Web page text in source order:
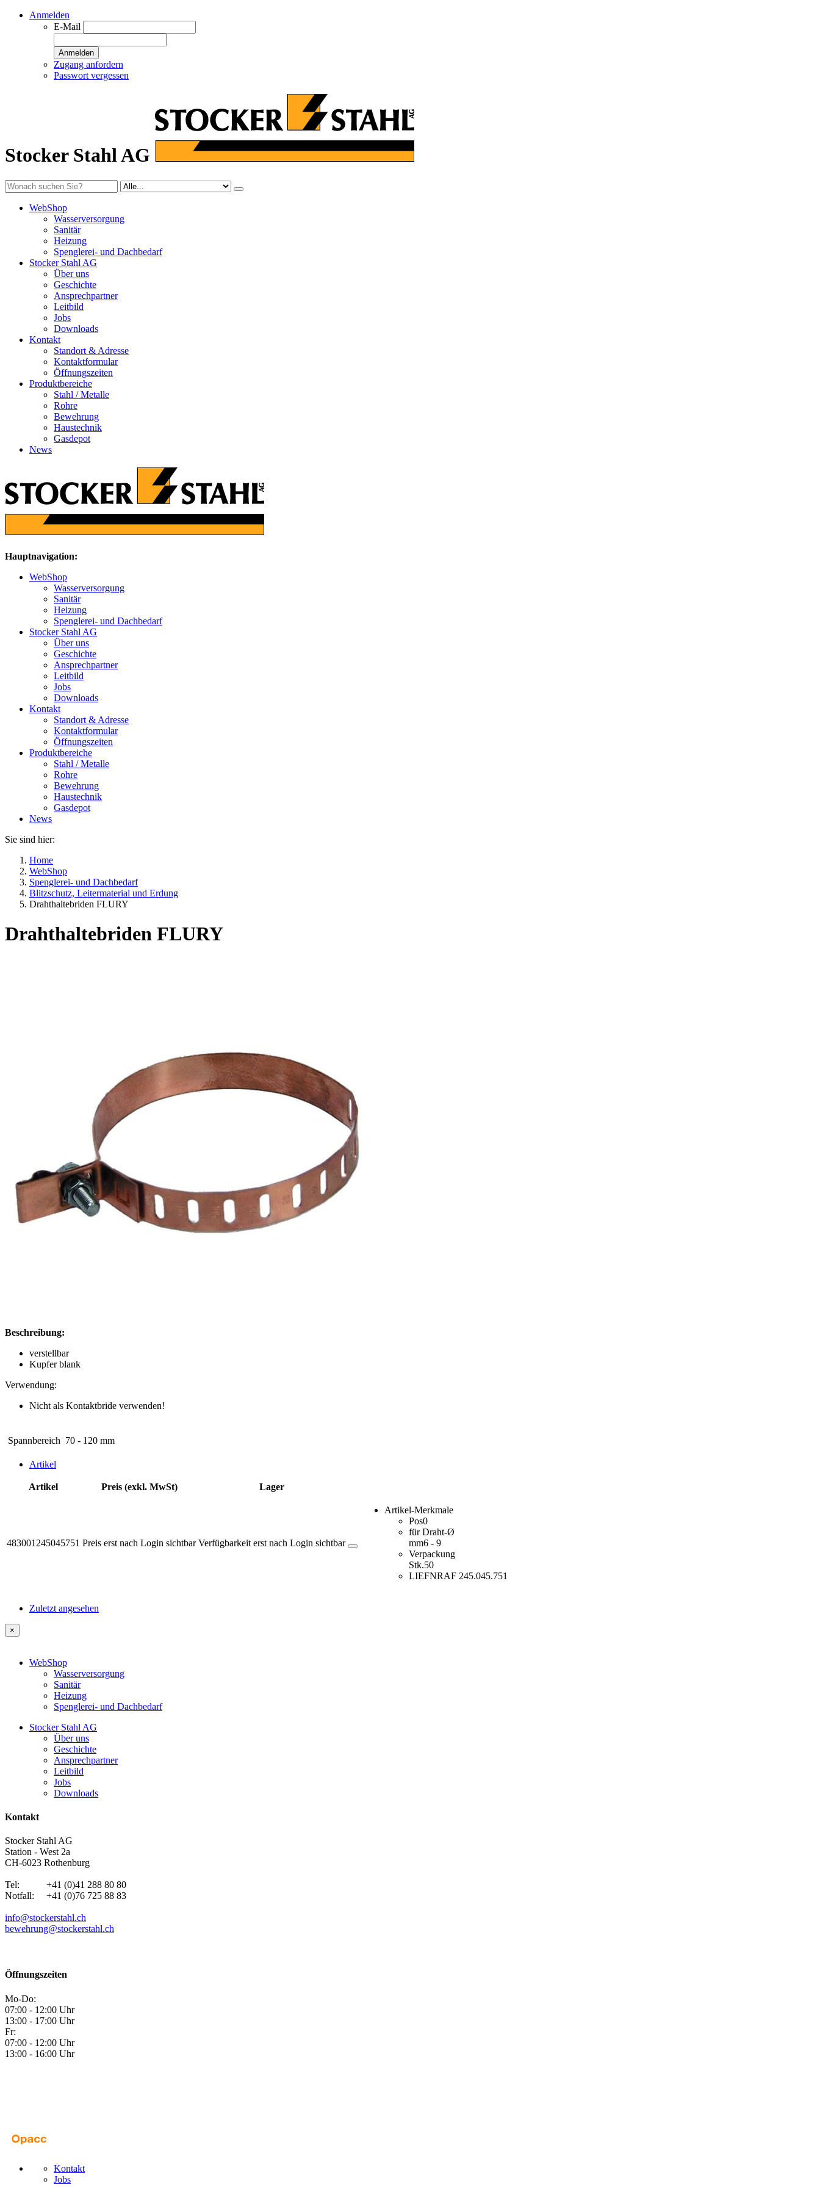
Anmelden
E-Mail
Anmelden
Zugang anfordern
Passwort vergessen
Stocker Stahl AG
WebShop
Wasserversorgung
Sanitär
Heizung
Spenglerei- und Dachbedarf
Stocker Stahl AG
Über uns
Geschichte
Ansprechpartner
Leitbild
Jobs
Downloads
Kontakt
Standort & Adresse
Kontaktformular
Öffnungszeiten
Produktbereiche
Stahl / Metalle
Rohre
Bewehrung
Haustechnik
Gasdepot
News
Hauptnavigation:
WebShop
Wasserversorgung
Sanitär
Heizung
Spenglerei- und Dachbedarf
Stocker Stahl AG
Über uns
Geschichte
Ansprechpartner
Leitbild
Jobs
Downloads
Kontakt
Standort & Adresse
Kontaktformular
Öffnungszeiten
Produktbereiche
Stahl / Metalle
Rohre
Bewehrung
Haustechnik
Gasdepot
News
Sie sind hier:
Home
WebShop
Spenglerei- und Dachbedarf
Blitzschutz, Leitermaterial und Erdung
Drahthaltebriden FLURY
Drahthaltebriden FLURY
Beschreibung:
verstellbar
Kupfer blank
Verwendung:
Nicht als Kontaktbride verwenden!
Spannbereich 70 - 120 mm
Artikel
Artikel Preis (exkl. MwSt) Lager
483001245045751 Preis erst nach Login sichtbar Verfügbarkeit erst nach Login sichtbar
Artikel-Merkmale
Pos0
für Draht-Ø
mm6 - 9
Verpackung
Stk.50
LIEFNRAF 245.045.751
Zuletzt angesehen
×
WebShop
Wasserversorgung
Sanitär
Heizung
Spenglerei- und Dachbedarf
Stocker Stahl AG
Über uns
Geschichte
Ansprechpartner
Leitbild
Jobs
Downloads
Kontakt
Stocker Stahl AG
Station - West 2a
CH-6023 Rothenburg
Tel: +41 (0)41 288 80 80
Notfall: +41 (0)76 725 88 83
info@stockerstahl.ch
bewehrung@stockerstahl.ch
Öffnungszeiten
Mo-Do:
07:00 - 12:00 Uhr
13:00 - 17:00 Uhr
Fr:
07:00 - 12:00 Uhr
13:00 - 16:00 Uhr
Kontakt
Jobs